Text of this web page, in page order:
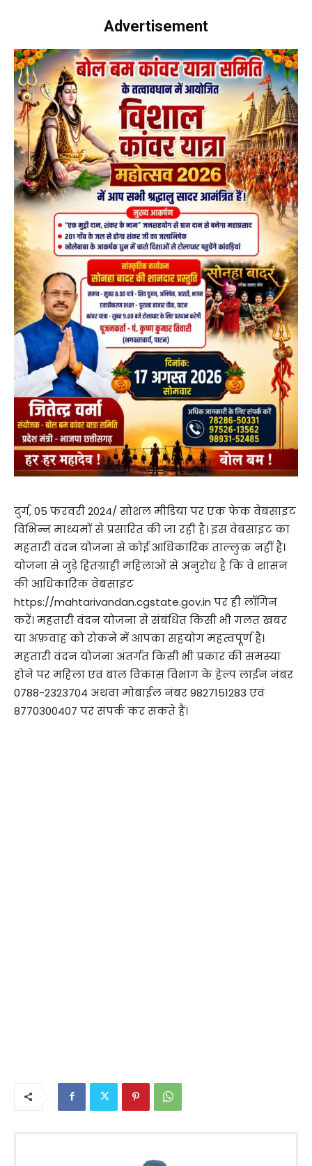
Advertisement
दुर्ग, 05 फरवरी 2024/ सोशल मीडिया पर एक फेक वेबसाइट
विभिन्न माध्यमों से प्रसारित की जा रही है। इस वेबसाइट का
महतारी वंदन योजना से कोई आधिकारिक ताल्लुक़ नहीं है।
योजना से जुड़े हितग्राही महिलाओं से अनुरोध है कि वे शासन
की आधिकारिक वेबसाइट
https://mahtarivandan.cgstate.gov.in पर ही लॉगिन
करें। महतारी वंदन योजना से संबंधित किसी भी ग़लत खबर
या अफ़वाह को रोकने में आपका सहयोग महत्वपूर्ण है।
महतारी वंदन योजना अंतर्गत किसी भी प्रकार की समस्या
होने पर महिला एवं बाल विकास विभाग के हेल्प लाईन नंबर
0788-2323704 अथवा मोबाईल नंबर 9827151283 एवं
8770300407 पर संपर्क कर सकते हैं।